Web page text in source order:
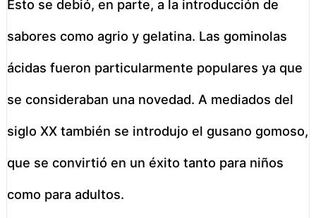
Esto se debió, en parte, a la introducción de
sabores como agrio y gelatina. Las gominolas
ácidas fueron particularmente populares ya que
se consideraban una novedad. A mediados del
siglo XX también se introdujo el gusano gomoso,
que se convirtió en un éxito tanto para niños
como para adultos.